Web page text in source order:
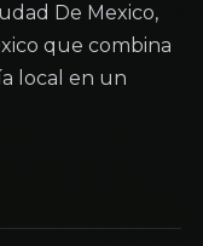
De Mexico,
que combina
local en un